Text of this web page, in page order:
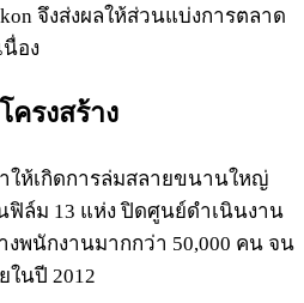
จึงส่งผลให้ส่วนแบ่งการตลาด
นื่อง
ครงสร้าง
ให้เกิดการล่มสลายขนานใหญ่
ฟิล์ม 13 แห่ง ปิดศูนย์ดำเนินงาน
งพนักงานมากกว่า 50,000 คน จน
นปี 2012